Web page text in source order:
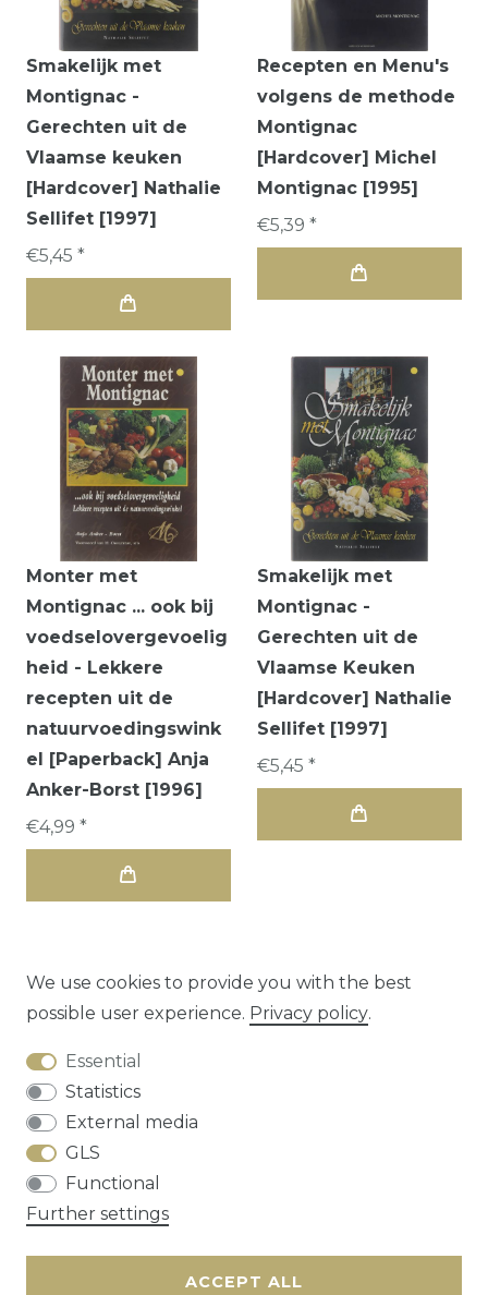
Smakelijk met
Montignac -
Gerechten uit de
Vlaamse keuken
[Hardcover] Nathalie
Sellifet [1997]
€5,45 *
Recepten en Menu's
volgens de methode
Montignac
[Hardcover] Michel
Montignac [1995]
€5,39 *
Monter met
Montignac ... ook bij
voedselovergevoelig
heid - Lekkere
recepten uit de
natuurvoedingswink
el [Paperback] Anja
Anker-Borst [1996]
€4,99 *
Smakelijk met
Montignac -
Gerechten uit de
Vlaamse Keuken
[Hardcover] Nathalie
Sellifet [1997]
€5,45 *
1 2
Cancellation rights
We use cookies to provide you with the best
possible user experience. Privacy policy.
Essential
Statistics
External media
GLS
Functional
Further settings
ACCEPT ALL